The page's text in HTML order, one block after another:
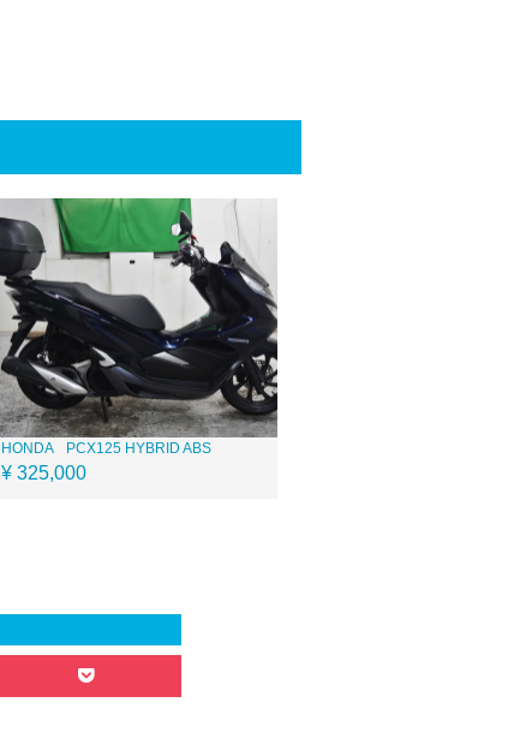
HONDA PCX125 HYBRID ABS
¥ 325,000